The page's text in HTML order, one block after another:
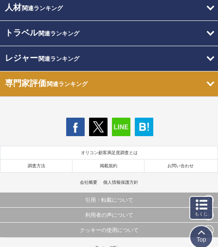
人材関連ランキング
トラベル関連ランキング
レジャー関連ランキング
専門家評価関連ランキング
オリコン顧客満足度調査とは
調査方法 掲載規約 お問い合わせ
会社概要 個人情報保護方針
引用・転載について
当サイトで公開されている情報（文字、写真、イラスト、画像データ等）及びこれらの配置・
これらの情報を権利者の許可なく無断転載・複製などの二次利用を行うことは固く禁じており
利用者の声について
当サイトに掲載している内容はすべてサービスの利用者が提出された見解・感想です。
クッキーの使用について
もくじ
Top